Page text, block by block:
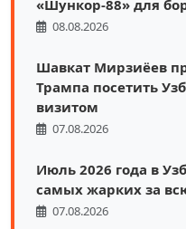
«Шункор-88» для
08.08.2026
Шавкат Мирзиёев
Трампа посетить
визитом
07.08.2026
Июль 2026 года в
самых жарких за
07.08.2026